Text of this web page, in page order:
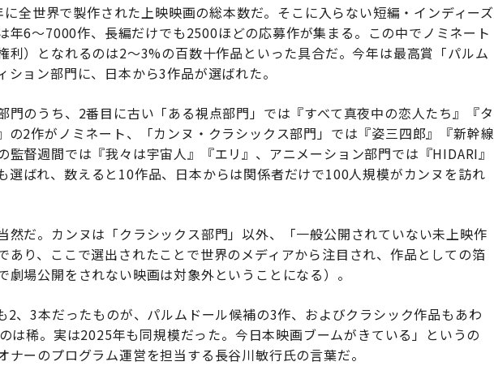
全世界で製作された上映映画の総本数だ。そこに入らない短編・インディーズ
年6〜7000作、長編だけでも2500ほどの応募作が集まる。この中でノミネート
利）となれるのは2〜3%の百数十作品といった具合だ。今年は最高賞「パルム
ション部門に、日本から3作品が選ばれた。
門のうち、2番目に古い「ある視点部門」では『すべて真夜中の恋人たち』『タ
の2作がノミネート、「カンヌ・クラシックス部門」では『姿三四郎』『新幹線
監督週間では『我々は宇宙人』『エリ』、アニメーション部門では『HIDARI』
選ばれ、数えると10作品、日本からは関係者だけで100人規模がカンヌを訪れ
だ。カンヌは「クラシックス部門」以外、「一般公開されていない未上映作
あり、ここで選出されたことで世界のメディアから注目され、作品としての箔
劇場公開をされない映画は対象外ということになる）。
2、3本だったものが、パルムドール候補の3作、およびクラシック作品もあわ
は稀。実は2025年も同規模だった。今日本映画ブームがきている」というの
ナーのプログラム運営を担当する長谷川敏行氏の言葉だ。